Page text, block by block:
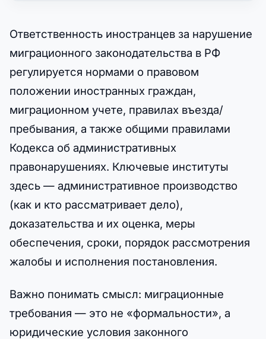
Ответственность иностранцев за нарушение
миграционного законодательства в РФ
регулируется нормами о правовом
положении иностранных граждан,
миграционном учете, правилах въезда/
пребывания, а также общими правилами
Кодекса об административных
правонарушениях. Ключевые институты
здесь — административное производство
(как и кто рассматривает дело),
доказательства и их оценка, меры
обеспечения, сроки, порядок рассмотрения
жалобы и исполнения постановления.
Важно понимать смысл: миграционные
требования — это не «формальности», а
юридические условия законного